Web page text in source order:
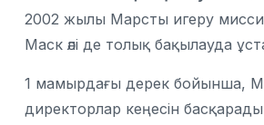
2002 жылы Марсты игеру
Маск әлі де толық бақылауда
1 мамырдағы дерек бойынша,
директорлар кеңесін